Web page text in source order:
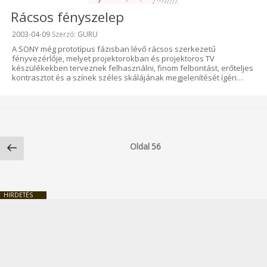
Rácsos fényszelep
Beküldve:
2003-04-09 Szerző: GURU
A SONY még prototípus fázisban lévő rácsos szerkezetű
fényvezérlője, melyet projektorokban és projektoros TV
készülékekben terveznek felhasználni, finom felbontást, erőteljes
kontrasztot és a színek széles skálájának megjelenítését ígéri…
lapozása
Előző
oldal
Oldal 56
HIRDETÉS